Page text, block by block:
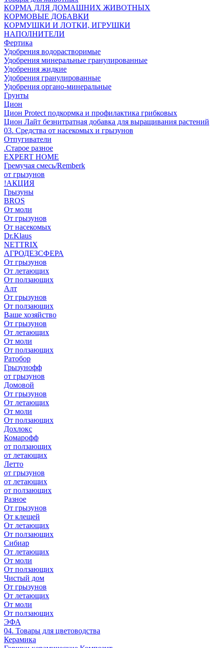
КОРМА ДЛЯ ДОМАШНИХ ЖИВОТНЫХ
КОРМОВЫЕ ДОБАВКИ
КОРМУШКИ И ЛОТКИ, ИГРУШКИ
НАПОЛНИТЕЛИ
Фертика
Удобрения водорастворимые
Удобрения минеральные гранулированные
Удобрения жидкие
Удобрения гранулированные
Удобрения органо-минеральные
Грунты
Цион
Цион Protect подкормка и профилактика грибковых
Цион Лайт безнитратная добавка для выращивания растений
03. Средства от насекомых и грызунов
Отпугиватели
.Старое разное
EXPERT HOME
Гремучая смесь/Remberk
от грызунов
!АКЦИЯ
Грызуны
BROS
От моли
От грызунов
От насекомых
Dr.Klaus
NETTRIX
АГРОДЕЗСФЕРА
От грызунов
От летающих
От ползающих
Алт
От грызунов
От ползающих
Ваше хозяйство
От грызунов
От летающих
От моли
От ползающих
Ратобор
Грызунофф
от грызунов
Домовой
От грызунов
От летающих
От моли
От ползающих
Дохлокс
Комарофф
от ползающих
от летающих
Летто
от грызунов
от летающих
от ползающих
Разное
От грызунов
От клещей
От летающих
От ползающих
Сибиар
От летающих
От моли
От ползающих
Чистый дом
От грызунов
От летающих
От моли
От ползающих
ЭФА
04. Товары для цветоводства
Керамика